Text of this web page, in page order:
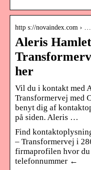
http s://novaindex.com ›
Aleris
her
Vil du i kontakt med
Transformervej med
benyt dig af
på siden. Aleris …
Find
– Transformervej i
firmaprofilen hvor du
telefonnummer ←